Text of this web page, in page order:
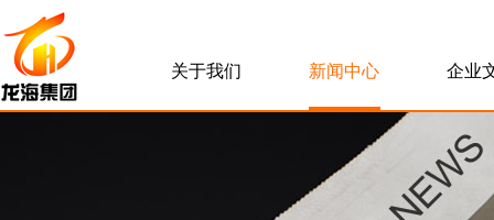
关于我们 新闻中心 企业